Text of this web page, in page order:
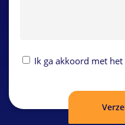
Privacybeleid
Ik ga akkoord met het